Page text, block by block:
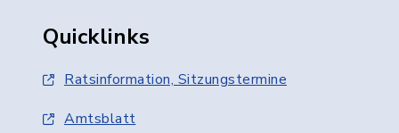
Quicklinks
Ratsinformation, Sitzungstermine
Amtsblatt